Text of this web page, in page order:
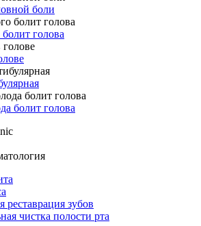
боли
голова
болит голова
реставрация зубов
чистка полости рта